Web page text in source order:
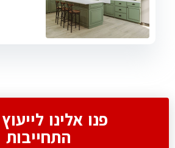
פנו אלינו
התחייבות